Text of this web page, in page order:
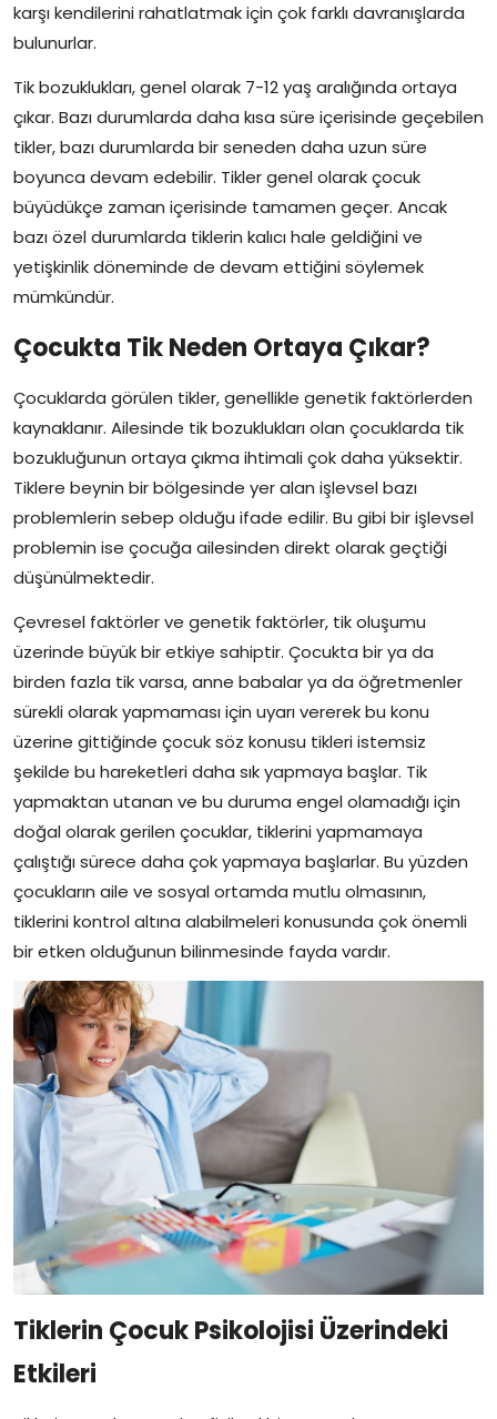
karşı kendilerini rahatlatmak için çok farklı davranışlarda
bulunurlar.
Tik bozuklukları, genel olarak 7-12 yaş aralığında ortaya
çıkar. Bazı durumlarda daha kısa süre içerisinde geçebilen
tikler, bazı durumlarda bir seneden daha uzun süre
boyunca devam edebilir. Tikler genel olarak çocuk
büyüdükçe zaman içerisinde tamamen geçer. Ancak
bazı özel durumlarda tiklerin kalıcı hale geldiğini ve
yetişkinlik döneminde de devam ettiğini söylemek
mümkündür.
Çocukta Tik Neden Ortaya Çıkar?
Çocuklarda görülen tikler, genellikle genetik faktörlerden
kaynaklanır. Ailesinde tik bozuklukları olan çocuklarda tik
bozukluğunun ortaya çıkma ihtimali çok daha yüksektir.
Tiklere beynin bir bölgesinde yer alan işlevsel bazı
problemlerin sebep olduğu ifade edilir. Bu gibi bir işlevsel
problemin ise çocuğa ailesinden direkt olarak geçtiği
düşünülmektedir.
Çevresel faktörler ve genetik faktörler, tik oluşumu
üzerinde büyük bir etkiye sahiptir. Çocukta bir ya da
birden fazla tik varsa, anne babalar ya da öğretmenler
sürekli olarak yapmaması için uyarı vererek bu konu
üzerine gittiğinde çocuk söz konusu tikleri istemsiz
şekilde bu hareketleri daha sık yapmaya başlar. Tik
yapmaktan utanan ve bu duruma engel olamadığı için
doğal olarak gerilen çocuklar, tiklerini yapmamaya
çalıştığı sürece daha çok yapmaya başlarlar. Bu yüzden
çocukların aile ve sosyal ortamda mutlu olmasının,
tiklerini kontrol altına alabilmeleri konusunda çok önemli
bir etken olduğunun bilinmesinde fayda vardır.
Tiklerin Çocuk Psikolojisi Üzerindeki
Etkileri